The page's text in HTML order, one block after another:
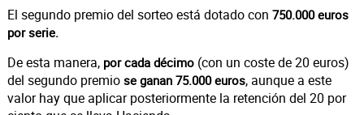
El segundo premio del sorteo está dotado con 750.000 euros
por serie.
De esta manera, por cada décimo(con un coste de 20 euros)
del segundo premio se ganan 75.000 euros, aunque a este
valor hay que aplicar posteriormente la retención del 20 por